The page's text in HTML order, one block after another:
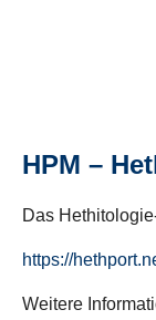
HPM –
Das
https://
Weitere